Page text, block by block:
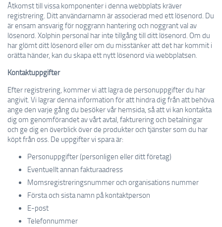
Åtkomst till vissa komponenter i denna webbplats kräver
registrering. Ditt användarnamn är associerad med ett lösenord. Du
är ensam ansvarig för noggrann hantering och noggrant val av
lösenord. Xolphin personal har inte tillgång till ditt lösenord. Om du
har glömt ditt lösenord eller om du misstänker att det har kommit i
orätta händer, kan du skapa ett nytt lösenord via webbplatsen.
Kontaktuppgifter
Efter registrering, kommer vi att lagra de personuppgifter du har
angivit. Vi lagrar denna information för att hindra dig från att behöva
ange den varje gång du besöker vår hemsida, så att vi kan kontakta
dig om genomförandet av vårt avtal, fakturering och betalningar
och ge dig en överblick över de produkter och tjänster som du har
köpt från oss. De uppgifter vi spara är:
Personuppgifter (personligen eller ditt företag)
Eventuellt annan fakturaadress
Momsregistreringsnummer och organisations nummer
Första och sista namn på kontaktperson
E-post
Telefonnummer